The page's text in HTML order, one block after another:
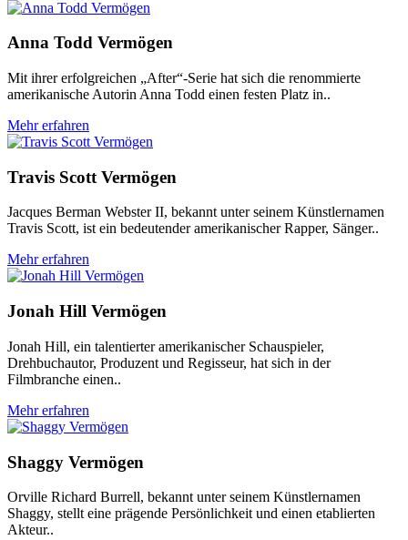
Anna Todd Vermögen
Mit ihrer erfolgreichen „After“-Serie hat sich die renommierte
amerikanische Autorin Anna Todd einen festen Platz in..
Mehr erfahren
Travis Scott Vermögen
Jacques Berman Webster II, bekannt unter seinem Künstlernamen
Travis Scott, ist ein bedeutender amerikanischer Rapper, Sänger..
Mehr erfahren
Jonah Hill Vermögen
Jonah Hill, ein talentierter amerikanischer Schauspieler,
Drehbuchautor, Produzent und Regisseur, hat sich in der
Filmbranche einen..
Mehr erfahren
Shaggy Vermögen
Orville Richard Burrell, bekannt unter seinem Künstlernamen
Shaggy, stellt eine prägende Persönlichkeit und einen etablierten
Akteur..